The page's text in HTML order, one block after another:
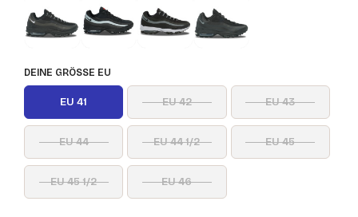
DEINE GRÖSSE EU
EU 41 EU 42 EU 43
EU 44 EU 44 1/2 EU 45
EU 45 1/2 EU 46